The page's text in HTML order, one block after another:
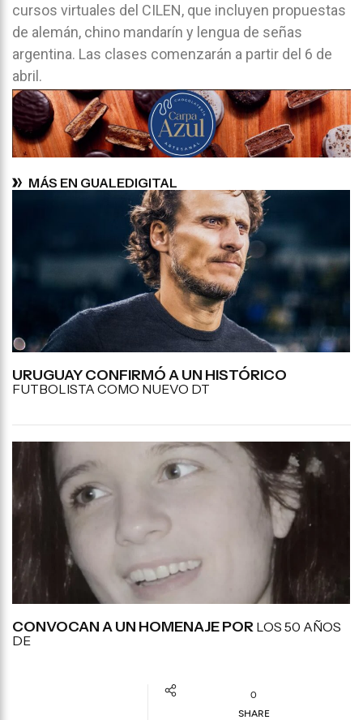
cursos virtuales del CILEN, que incluyen propuestas
de alemán, chino mandarín y lengua de señas
argentina. Las clases comenzarán a partir del 6 de
abril.
MÁS EN GUALEDIGITAL
URUGUAY CONFIRMÓ A UN HISTÓRICO
FUTBOLISTA COMO NUEVO DT
CONVOCAN A UN HOMENAJE POR LOS 50 AÑOS
DE
0
SHARE